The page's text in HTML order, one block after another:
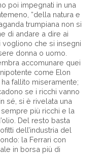
poi impegnati in una
“della natura e
trumpiana non si
di andare a dire ai
che si insegni
donna o uomo.
accomunare quei
come Elon
fallito miseramente;
se i ricchi vanno
sé, si è rivelata una
più ricchi e la
Del resto basta
dell’industria del
la Ferrari con
in borsa più di